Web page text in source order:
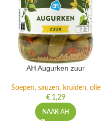
AH Augurken zuur
Soepen, sauzen, kruiden, olie
€1,29
NAAR AH